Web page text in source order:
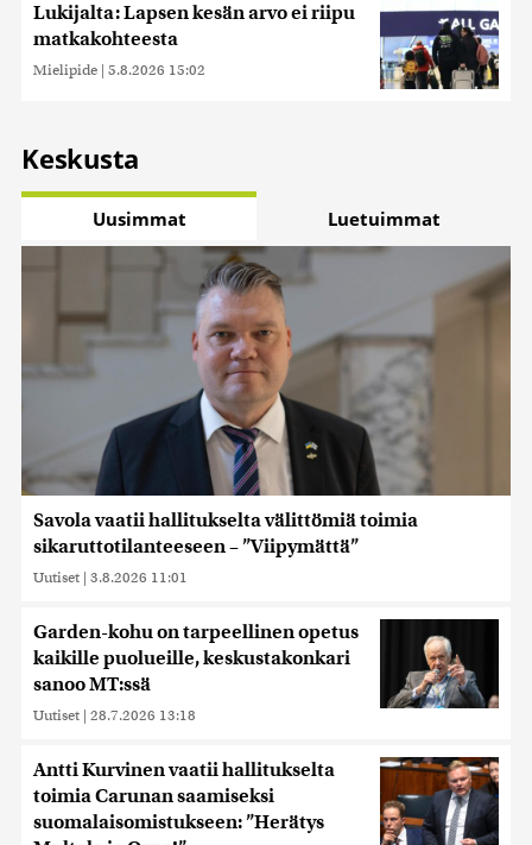
Lukijalta: Lapsen kesän arvo ei riipu
matkakohteesta
Mielipide | 5.8.2026 15:02
Keskusta
Uusimmat Luetuimmat
Savola vaatii hallitukselta välittömiä toimia
sikaruttotilanteeseen – ”Viipymättä”
Uutiset | 3.8.2026 11:01
Garden-kohu on tarpeellinen opetus
kaikille puolueille, keskustakonkari
sanoo MT:ssä
Uutiset | 28.7.2026 13:18
Antti Kurvinen vaatii hallitukselta
toimia Carunan saamiseksi
suomalaisomistukseen: ”Herätys